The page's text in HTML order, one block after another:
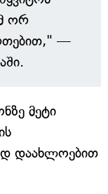
ორ
—
მეტი
დაახლოებით